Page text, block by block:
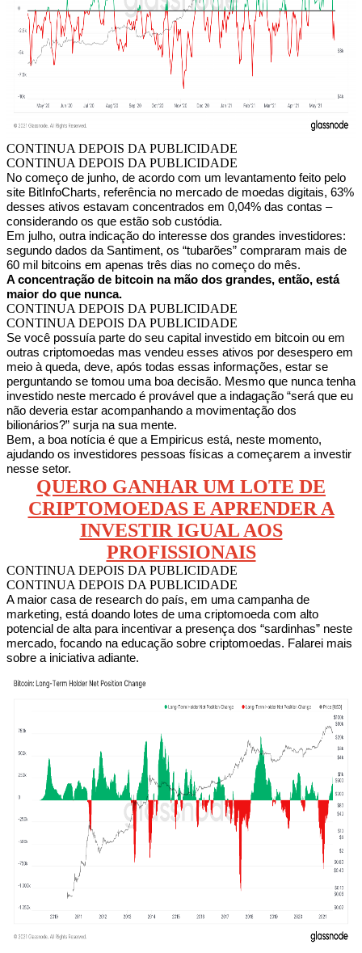
CONTINUA DEPOIS DA PUBLICIDADE
CONTINUA DEPOIS DA PUBLICIDADE
No começo de junho, de acordo com um levantamento feito pelo
site BitInfoCharts, referência no mercado de moedas digitais, 63%
desses ativos estavam concentrados em 0,04% das contas –
considerando os que estão sob custódia.
Em julho, outra indicação do interesse dos grandes investidores:
segundo dados da Santiment, os “tubarões” compraram mais de
60 mil bitcoins em apenas três dias no começo do mês.
A concentração de bitcoin na mão dos grandes, então, está
maior do que nunca.
CONTINUA DEPOIS DA PUBLICIDADE
CONTINUA DEPOIS DA PUBLICIDADE
Se você possuía parte do seu capital investido em bitcoin ou em
outras criptomoedas mas vendeu esses ativos por desespero em
meio à queda, deve, após todas essas informações, estar se
perguntando se tomou uma boa decisão. Mesmo que nunca tenha
investido neste mercado é provável que a indagação “será que eu
não deveria estar acompanhando a movimentação dos
bilionários?” surja na sua mente.
Bem, a boa notícia é que a Empiricus está, neste momento,
ajudando os investidores pessoas físicas a começarem a investir
nesse setor.
QUERO GANHAR UM LOTE DE
CRIPTOMOEDAS E APRENDER A
INVESTIR IGUAL AOS
PROFISSIONAIS
CONTINUA DEPOIS DA PUBLICIDADE
CONTINUA DEPOIS DA PUBLICIDADE
A maior casa de research do país, em uma campanha de
marketing, está doando lotes de uma criptomoeda com alto
potencial de alta para incentivar a presença dos “sardinhas” neste
mercado, focando na educação sobre criptomoedas. Falarei mais
sobre a iniciativa adiante.